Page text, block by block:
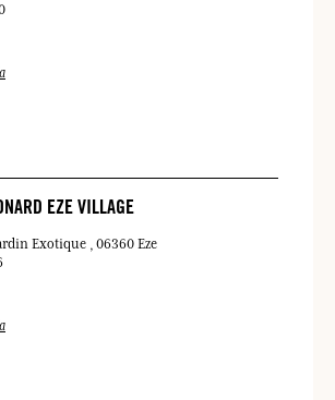
EZE VILLAGE
Exotique
06360 Eze